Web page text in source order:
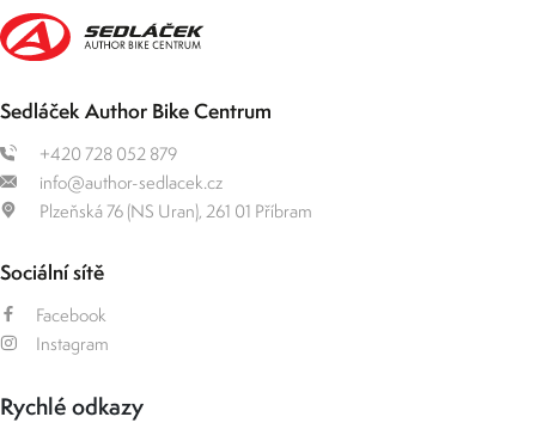
Sedláček Author Bike Centrum
+420 728 052 879
info@author-sedlacek.cz
Plzeňská 76 (NS Uran), 261 01 Příbram
Sociální sítě
Facebook
Instagram
Rychlé odkazy